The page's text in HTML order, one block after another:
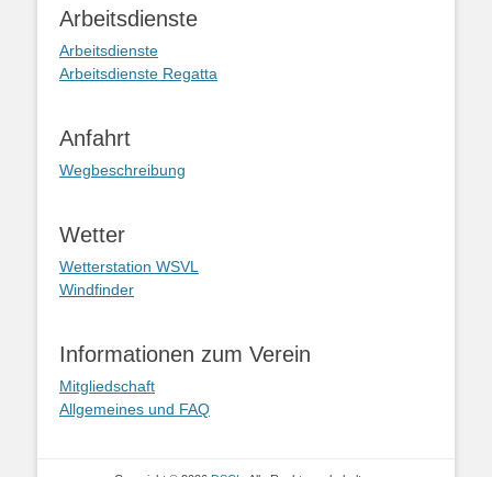
Arbeitsdienste
Arbeitsdienste
Arbeitsdienste Regatta
Anfahrt
Wegbeschreibung
Wetter
Wetterstation WSVL
Windfinder
Informationen zum Verein
Mitgliedschaft
Allgemeines und FAQ